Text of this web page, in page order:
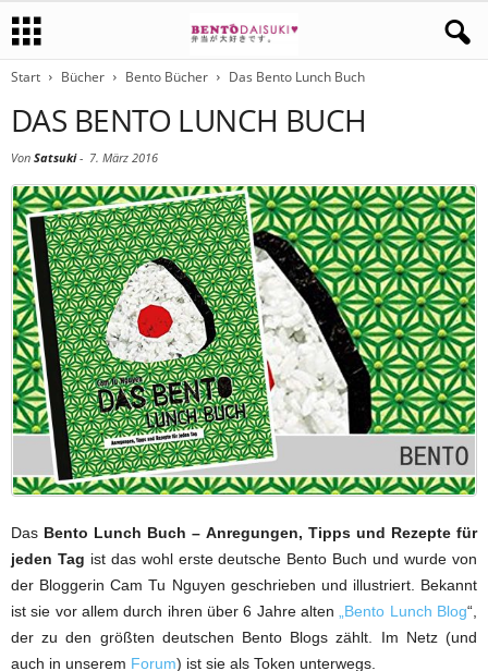
Start Bücher Bento Bücher Das Bento Lunch Buch
DAS BENTO LUNCH BUCH
Von Satsuki- 7. März 2016
Das Bento Lunch Buch – Anregungen, Tipps und Rezepte für
jeden Tag ist das wohl erste deutsche Bento Buch und wurde von
der Bloggerin Cam Tu Nguyen geschrieben und illustriert. Bekannt
ist sie vor allem durch ihren über 6 Jahre alten
„Bento Lunch Blog“,
der zu den größten deutschen Bento Blogs zählt. Im Netz (und
auch in unserem Forum) ist sie als Token unterwegs.